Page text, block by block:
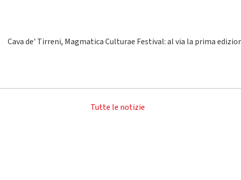
Cava de' Tirreni, Magmatica Culturae Festival: al via la prima
Tutte le notizie